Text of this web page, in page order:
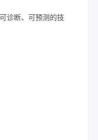
诊断、可预测的技